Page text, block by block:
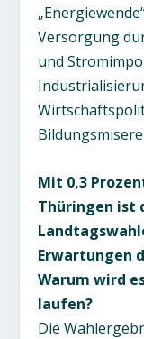
Versorgung
und
Mit 0,3
Thüringen ist
Erwartungen
Warum wird
laufen?
Die